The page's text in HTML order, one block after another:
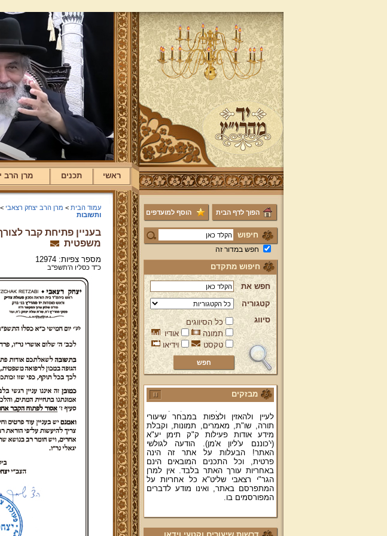
ראשי תכנים מרן הרב
הפוך לדף הבית הוסף למועדפים
חיפוש
חפש במדור זה
חיפוש מתקדם
חפש את
קטגוריה
סיווג
כל הסיווגים
תמונה
אודיו
טקסט
וידיאו
מבזקים
ברוכים הבאים לאתר מהרי"ץ
יד מהרי"ץ - פורטל תורני למורשת יהדות
תימן, האתר הרשמי להנצחת מורשתו
של גאון רבני תימן ותפארתם מהרי"ץ
זצוק"ל. באתר תמצאו גם תכנים תורניים
והלכתיים רבים של מרן הגאון הרב יצחק
רצאבי שליט"א - פוסק עדת תימן,
מחבר ספרי שלחן ערוך המקוצר ח"ח
ושו"ת עולת יצחק ג"ח ועוד, וכן תוכלו
לעיין ולהאזין ולצפות במבחר שיעורי
תורה, שו"ת, מאמרים, תמונות, וקבלת
מידע אודות פעילות ק"ק תימן יע"א
(י'כוננם ע'ליון א'מן). הודעה לגולשי
האתר! הבעלות על אתר זה הינה
פרטית, וכל התכנים המובאים הינם
באחריות עורך האתר בלבד. אין למרן
הגר"י רצאבי שליט"א כל אחריות על
המתפרסם באתר, ואינו מודע לדברים
המפורסמים בו.
פניה נרגשת אל אחינו בני עדת תימן
עמוד הבית > מרן הרב יצחק רצאבי >
ותשובות
בעניין פתיחת קבר
משפטית
מספר צפיות: 12974
כ"ד כסליו ה'תשפ''ב